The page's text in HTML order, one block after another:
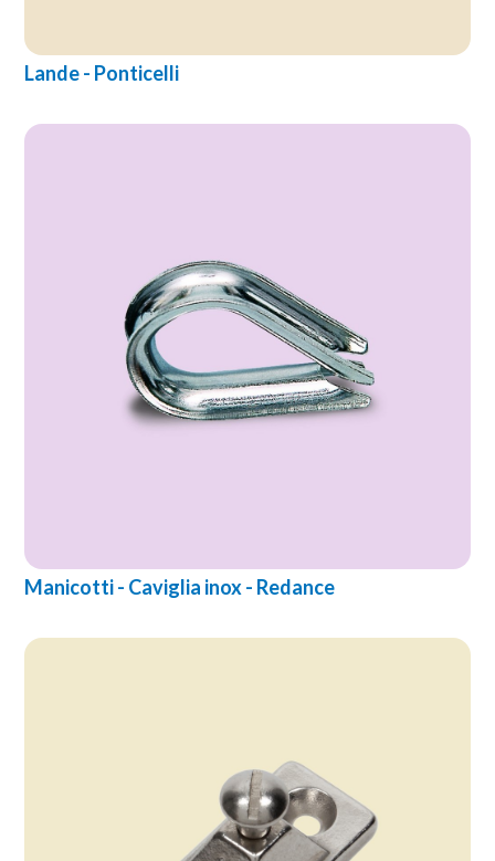
Lande - Ponticelli
Manicotti - Caviglia inox - Redance